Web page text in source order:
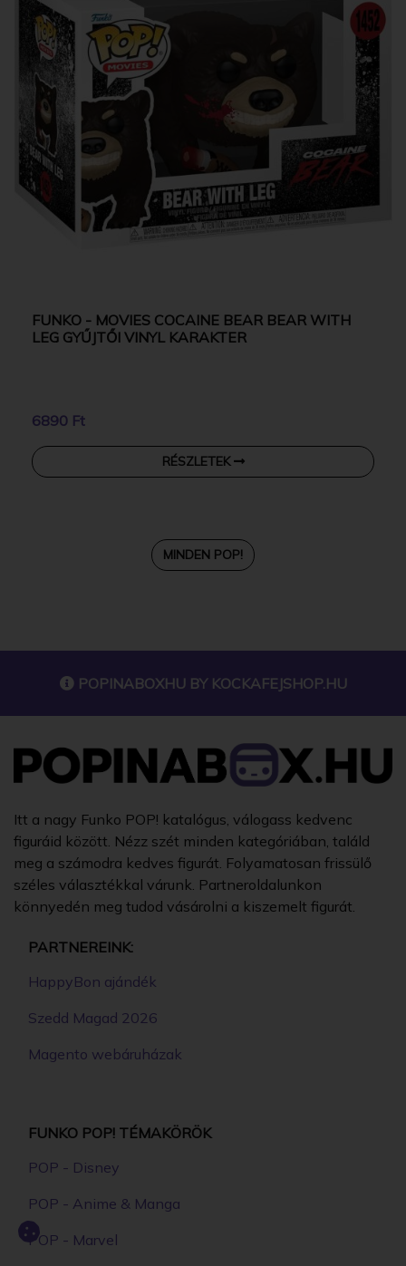
FUNKO - MOVIES COCAINE BEAR BEAR WITH
LEG GYŰJTŐI VINYL KARAKTER
6890 Ft
RÉSZLETEK
MINDEN POP!
POPINABOXHU BY KOCKAFEJSHOP.HU
Itt a nagy Funko POP! katalógus, válogass kedvenc
figuráid között. Nézz szét minden kategóriában, találd
meg a számodra kedves figurát. Folyamatosan frissülő
széles választékkal várunk. Partneroldalunkon
könnyedén meg tudod vásárolni a kiszemelt figurát.
PARTNEREINK:
HappyBon ajándék
Szedd Magad 2026
Magento webáruházak
FUNKO POP! TÉMAKÖRÖK
POP - Disney
POP - Anime & Manga
POP - Marvel